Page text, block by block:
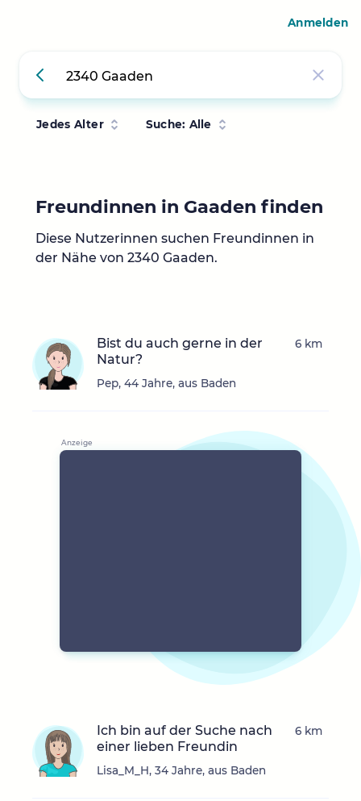
Jedes Alter Suche: Alle
Freundinnen in Gaaden finden
Diese Nutzerinnen suchen Freundinnen in
der Nähe von 2340 Gaaden.
Bist du auch gerne in der
Natur?
Pep, 44 Jahre, aus Baden
6 km
Ich bin auf der Suche nach
einer lieben Freundin
Lisa_M_H, 34 Jahre, aus Baden
6 km
Anmelden